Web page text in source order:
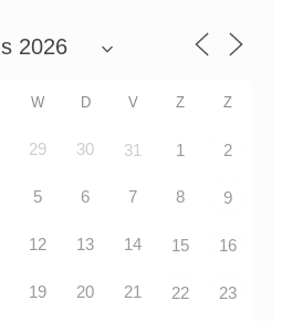
W D V Z Z
29 30 31 1 2
5 6 7 8 9
12 13 14 15 16
19 20 21 22 23